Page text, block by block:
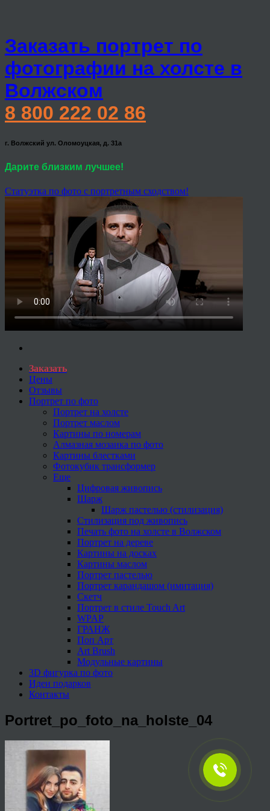
Заказать портрет по
фотографии на холсте в
Волжском
8 800 222 02 86
г. Волжский ул. Оломоуцкая, д. 31а
Дарите близким лучшее!
Статуэтка по фото с портретным сходством!
Заказать
Цены
Отзывы
Портрет по фото
Портрет на холсте
Портрет маслом
Картины по номерам
Алмазная мозаика по фото
Картины блестками
Фотокубик трансформер
Еще
Цифровая живопись
Шарж
Шарж пастелью (стилизация)
Стилизация под живопись
Печать фото на холсте в Волжском
Портрет на дереве
Картины на досках
Картины маслом
Портрет пастелью
Портрет карандашом (имитация)
Скетч
Портрет в стиле Touch Art
WPAP
ГРАНЖ
Поп Арт
Art Brush
Модульные картины
3D фигурка по фото
Идеи подарков
Контакты
Portret_po_foto_na_holste_04